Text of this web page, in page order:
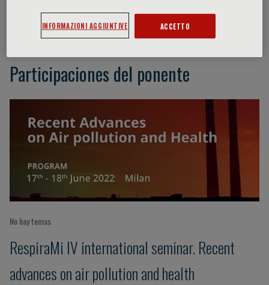
K. Balakrishnan
Participaciones del ponente
No hay temas
RespiraMi IV international seminar. Recent
advances on air pollution and health
INFORMAZIONI AGGIUNTIVE ACCETTO